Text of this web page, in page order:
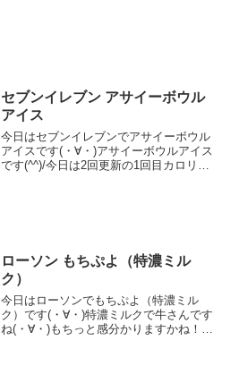
セブンイレブン アサイーボウル
アイス
今日はセブンイレブンでアサイーボウル
アイスです(・∀・)アサイーボウルアイス
です(^^)/今日は2回更新の1回目カロリー
ローソン もちぷよ（特濃ミル
ク）
今日はローソンでもちぷよ（特濃ミル
ク）です(・∀・)特濃ミルクで牛さんです
ね(・∀・)もちっと感分かりますかね！！